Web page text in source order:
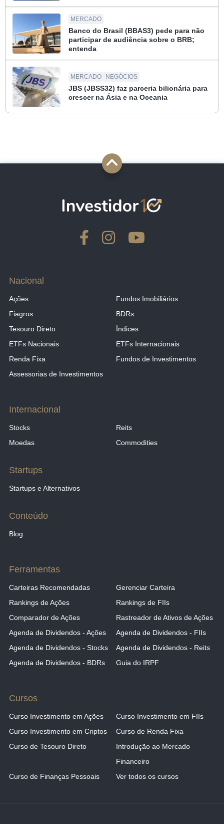
MERCADO
Banco do Brasil (BBAS3) pede para não
participar de audiência sobre o BRB;
entenda
MERCADO NEGÓCIOS
JBS (JBSS32) faz parceria bilionária para
crescer na Ásia e na Oceania
Nacional
Ações
Fundos Imobiliários
Fiagros
BDRs
Tesouro Direto
Índices
ETFs Nacionais
ETFs Internacionais
Renda Fixa
Fundos de Investimentos
Assessorias de Investimentos
Internacional
Stocks
Reits
Moedas
Commodities
Startups
Startups e Alternativos
Conteúdo
Blog
Ferramentas
Carteiras Recomendadas
Gerenciar Carteira
Rankings de Ações
Rankings de FIIs
Comparador de Ações
Rastreador de Ativos de Ações
Agenda de Dividendos - Ações
Agenda de Dividendos - FIIs
Agenda de Dividendos - Stocks
Agenda de Dividendos - Reits
Agenda de Dividendos - BDRs
Guia do IRPF
Cursos
Curso Investimento em Ações
Curso Investimento em FIIs
Curso Investimento em Criptos
Curso de Renda Fixa
Curso de Tesouro Direto
Introdução ao Mercado
Financeiro
Curso de Finanças Pessoais
Ver todos os cursos